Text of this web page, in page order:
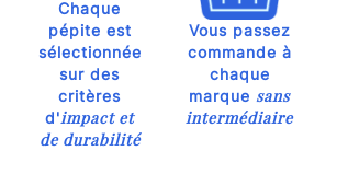
Chaque
pépite est
sélectionnée
sur des
critères
d'impact et
de durabilité
Vous passez
commande à
chaque
marque sans
intermédiaire